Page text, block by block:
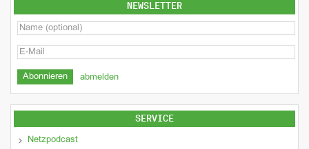
NEWSLETTER
abmelden
SERVICE
Netzpodcast